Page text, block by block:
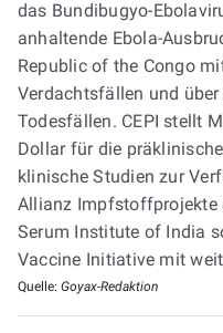
das Bundibugyo-
anhaltende Ebola-
Republic of the Congo
Verdachtsfällen und
Todesfällen. CEPI stellt
Dollar für die
klinische Studien zur
Allianz Impfstoffprojekte
Serum Institute of India
Vaccine Initiative mit
Quelle: Goyax-Redaktion